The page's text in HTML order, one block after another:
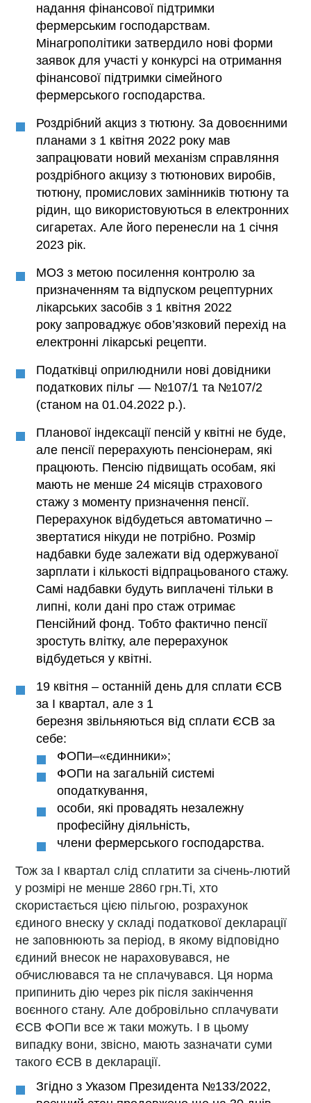
надання фінансової підтримки
фермерським господарствам.
Мінагрополітики затвердило нові форми
заявок для участі у конкурсі на отримання
фінансової підтримки сімейного
фермерського господарства.
Роздрібний акциз з тютюну. За довоєнними
планами з 1 квітня 2022 року мав
запрацювати новий механізм справляння
роздрібного акцизу з тютюнових виробів,
тютюну, промислових замінників тютюну та
рідин, що використовуються в електронних
сигаретах. Але його перенесли на 1 січня
2023 рік.
МОЗ з метою посилення контролю за
призначенням та відпуском рецептурних
лікарських засобів з 1 квітня 2022
року запроваджує обов’язковий перехід на
електронні лікарські рецепти.
Податківці оприлюднили нові довідники
податкових пільг — №107/1 та №107/2
(станом на 01.04.2022 р.).
Планової індексації пенсій у квітні не буде,
але пенсії перерахують пенсіонерам, які
працюють. Пенсію підвищать особам, які
мають не менше 24 місяців страхового
стажу з моменту призначення пенсії.
Перерахунок відбудеться автоматично –
звертатися нікуди не потрібно. Розмір
надбавки буде залежати від одержуваної
зарплати і кількості відпрацьованого стажу.
Самі надбавки будуть виплачені тільки в
липні, коли дані про стаж отримає
Пенсійний фонд. Тобто фактично пенсії
зростуть влітку, але перерахунок
відбудеться у квітні.
19 квітня – останній день для сплати ЄСВ
за І квартал, але з 1
березня звільняються від сплати ЄСВ за
себе:
ФОПи–«єдинники»;
ФОПи на загальній системі
оподаткування,
особи, які провадять незалежну
професійну діяльність,
члени фермерського господарства.
Тож за І квартал слід сплатити за січень-лютий
у розмірі не менше 2860 грн.Ті, хто
скористається цією пільгою, розрахунок
єдиного внеску у складі податкової декларації
не заповнюють за період, в якому відповідно
єдиний внесок не нараховувався, не
обчислювався та не сплачувався. Ця норма
припинить дію через рік після закінчення
воєнного стану. Але добровільно сплачувати
ЄСВ ФОПи все ж таки можуть. І в цьому
випадку вони, звісно, мають зазначати суми
такого ЄСВ в декларації.
Згідно з Указом Президента №133/2022,